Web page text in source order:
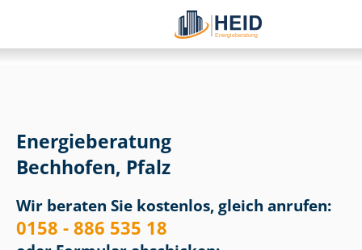
Energieberatung
Bechhofen, Pfalz
Wir beraten Sie kostenlos, gleich anrufen:
0158 - 886 535 18